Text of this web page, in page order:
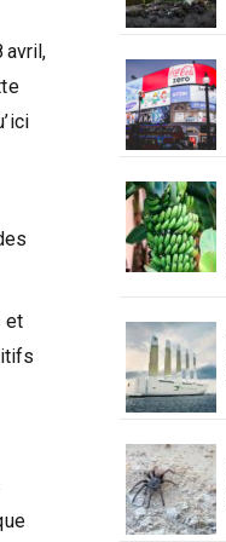
avril,
et